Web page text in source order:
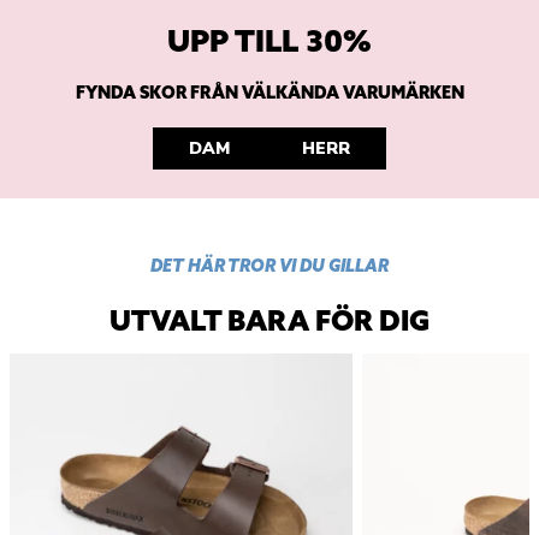
UPP TILL 30%
FYNDA SKOR FRÅN VÄLKÄNDA VARUMÄRKEN
DAM HERR
DET HÄR TROR VI DU GILLAR
UTVALT BARA FÖR DIG